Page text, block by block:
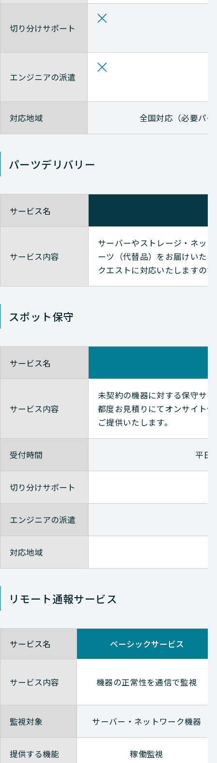
切り分けサポート
エンジニアの派遣
対応地域 全国対応（必要パ
パーツデリバリー
サービス名
サービス内容
サーバーやストレージ・ネッ
ーツ（代替品）をお届けいた
クエストに対応いたしますの
スポット保守
サービス名
サービス内容
未契約の機器に対する保守サ
都度お見積りにてオンサイト
ご提供いたします。
受付時間 平日
切り分けサポート
エンジニアの派遣
対応地域
リモート通報サービス
サービス名 ベーシックサービス
サービス内容 機器の正常性を通信で監視
監視対象 サーバー・ネットワーク機器
提供する機能 稼働監視